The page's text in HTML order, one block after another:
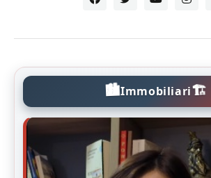
🏙️Immobiliari🏗️